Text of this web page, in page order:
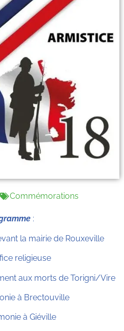
Commémorations
:
la mairie de Rouxeville
religieuse
aux morts de Torigni/Vire
à Brectouville
à Giéville